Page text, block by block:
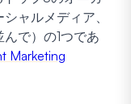
ャルメディア、
で）の1つであ
Marketing